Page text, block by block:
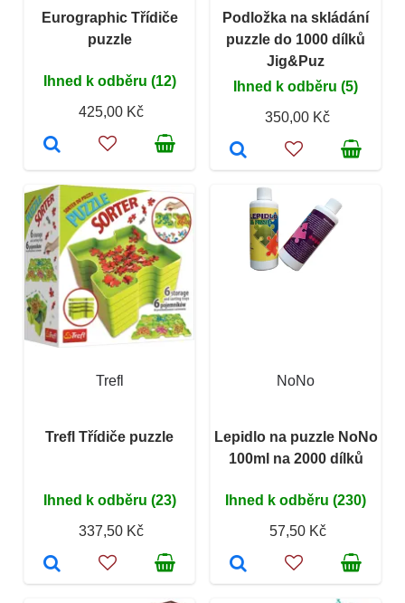
Eurographic Třídiče
puzzle
Ihned k odběru (12)
425,00 Kč
Podložka na skládání
puzzle do 1000 dílků
Jig&Puz
Ihned k odběru (5)
350,00 Kč
Trefl
Trefl Třídiče puzzle
Ihned k odběru (23)
337,50 Kč
NoNo
Lepidlo na puzzle NoNo
100ml na 2000 dílků
Ihned k odběru (230)
57,50 Kč